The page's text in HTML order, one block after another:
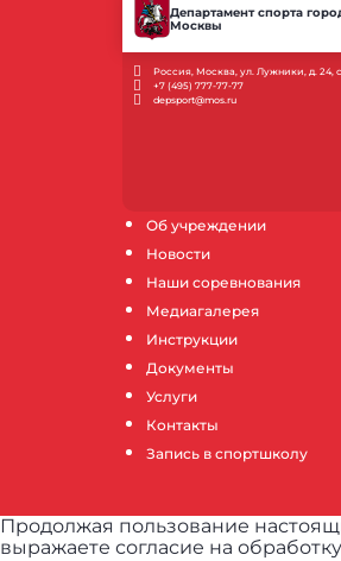
Об учреждении
Новости
Наши соревнования
Медиагалерея
Инструкции
Документы
Услуги
Контакты
Запись в спортшколу
Департамент спорта
Москвы
Россия, Москва, ул. Лужники, д. 24,
+7 (495) 777-77-77
depsport@mos.ru
Продолжая пользование
выражаете согласие на